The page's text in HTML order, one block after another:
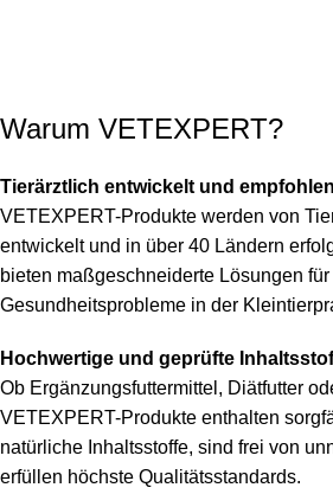
Warum VETEXPERT?
Tierärztlich entwickelt und empfohlen
VETEXPERT-Produkte werden von
entwickelt und in über 40 Ländern
bieten maßgeschneiderte Lösungen
Gesundheitsprobleme in der
Hochwertige und geprüfte
Ob Ergänzungsfuttermittel, Diätfutter
VETEXPERT-Produkte enthalten
natürliche Inhaltsstoffe, sind frei von
erfüllen höchste Qualitätsstandards.